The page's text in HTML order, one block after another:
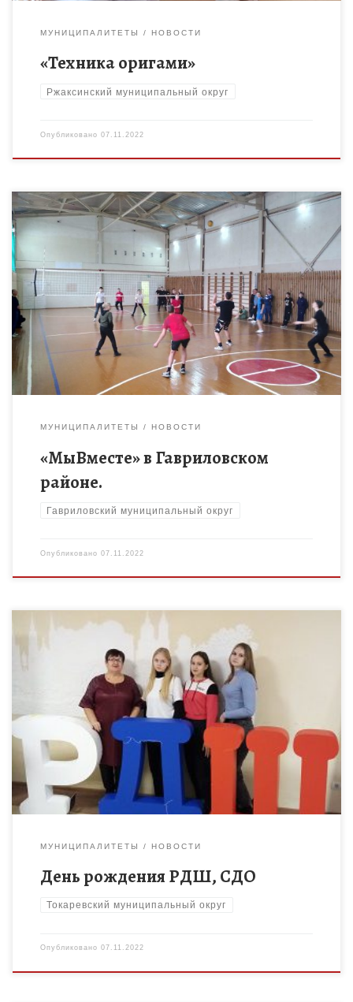
МУНИЦИПАЛИТЕТЫ НОВОСТИ
«Техника оригами»
Ржаксинский муниципальный округ
Опубликовано 07.11.2022
В День народного единства обучающиеся Гавриловского
района провели акцию « МыВместе». Ребята участвовали в
конкурсе рисунков, проведен матч по волейболу, посетили
музей. Наша страна имеет […]
МУНИЦИПАЛИТЕТЫ НОВОСТИ
«МыВместе» в Гавриловском
районе.
Гавриловский муниципальный округ
Опубликовано 07.11.2022
5 ноября на базе гостиницы «Парк — отель «АМАКС» г.
Тамбова прошли областные праздничные мероприятия
«Здесь начинается будущее, посвященные 31-ой годовщине
со дня образования ТРОО […]
МУНИЦИПАЛИТЕТЫ НОВОСТИ
День рождения РДШ, СДО
Токаревский муниципальный округ
Опубликовано 07.11.2022